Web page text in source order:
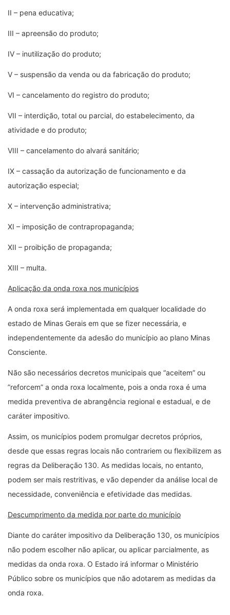
II – pena educativa;
III – apreensão do produto;
IV – inutilização do produto;
V – suspensão da venda ou da fabricação do produto;
VI – cancelamento do registro do produto;
VII – interdição, total ou parcial, do estabelecimento, da
atividade e do produto;
VIII – cancelamento do alvará sanitário;
IX – cassação da autorização de funcionamento e da
autorização especial;
X – intervenção administrativa;
XI – imposição de contrapropaganda;
XII – proibição de propaganda;
XIII – multa.
Aplicação da onda roxa nos municípios
A onda roxa será implementada em qualquer localidade do
estado de Minas Gerais em que se fizer necessária, e
independentemente da adesão do município ao plano Minas
Consciente.
Não são necessários decretos municipais que “aceitem” ou
”reforcem” a onda roxa localmente, pois a onda roxa é uma
medida preventiva de abrangência regional e estadual, e de
caráter impositivo.
Assim, os municípios podem promulgar decretos próprios,
desde que essas regras locais não contrariem ou flexibilizem as
regras da Deliberação 130. As medidas locais, no entanto,
podem ser mais restritivas, e vão depender da análise local de
necessidade, conveniência e efetividade das medidas.
Descumprimento da medida por parte do município
Diante do caráter impositivo da Deliberação 130, os municípios
não podem escolher não aplicar, ou aplicar parcialmente, as
medidas da onda roxa. O Estado irá informar o Ministério
Público sobre os municípios que não adotarem as medidas da
onda roxa.